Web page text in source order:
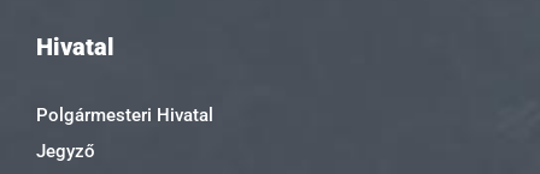
Hivatal
Polgármesteri Hivatal
Jegyző